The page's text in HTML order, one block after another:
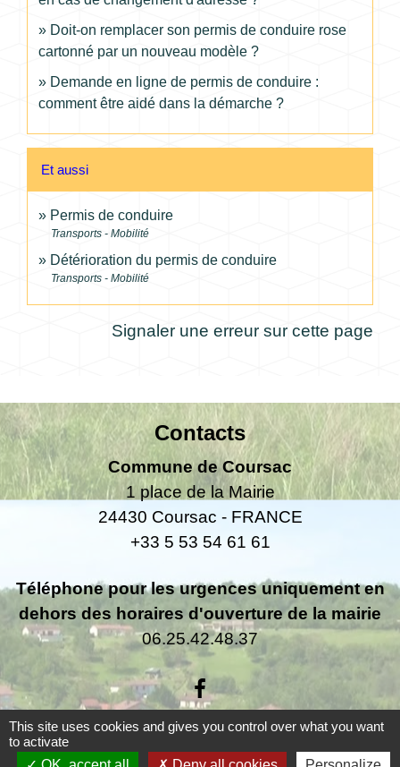
Doit-on remplacer son permis de conduire rose
cartonné par un nouveau modèle ?
Demande en ligne de permis de conduire :
comment être aidé dans la démarche ?
Et aussi
Permis de conduire
Transports - Mobilité
Détérioration du permis de conduire
Transports - Mobilité
Signaler une erreur sur cette page
Contacts
Commune de Coursac
1 place de la Mairie
24430 Coursac - FRANCE
+33 5 53 54 61 61
Téléphone pour les urgences uniquement en
dehors des horaires d'ouverture de la mairie
06.25.42.48.37
Liens
This site uses cookies and gives you control over what you want
to activate